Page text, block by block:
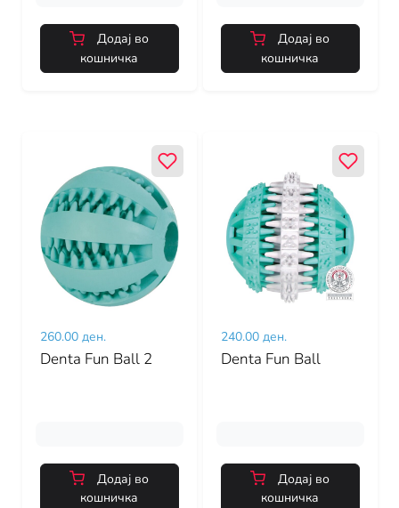
Додај во
кошничка
Додај во
кошничка
260.00 ден.
Denta Fun Ball 2
Додај во
кошничка
240.00 ден.
Denta Fun Ball
Додај во
кошничка